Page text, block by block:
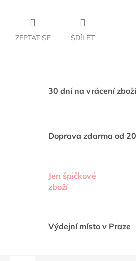
ZEPTAT SE SDÍLET
30 dní na vrácení zboží
Doprava zdarma od
Jen špičkové
zboží
Výdejní místo v Praze